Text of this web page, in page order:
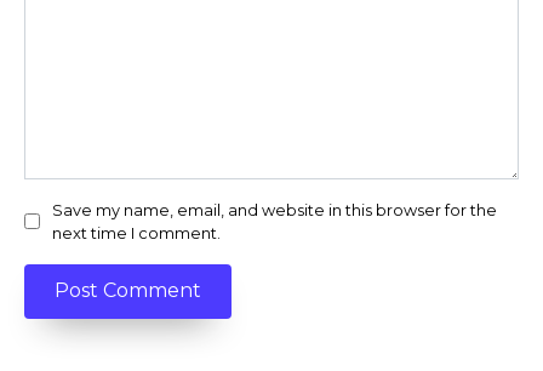
Save my name, email, and website in this browser for the
next time I comment.